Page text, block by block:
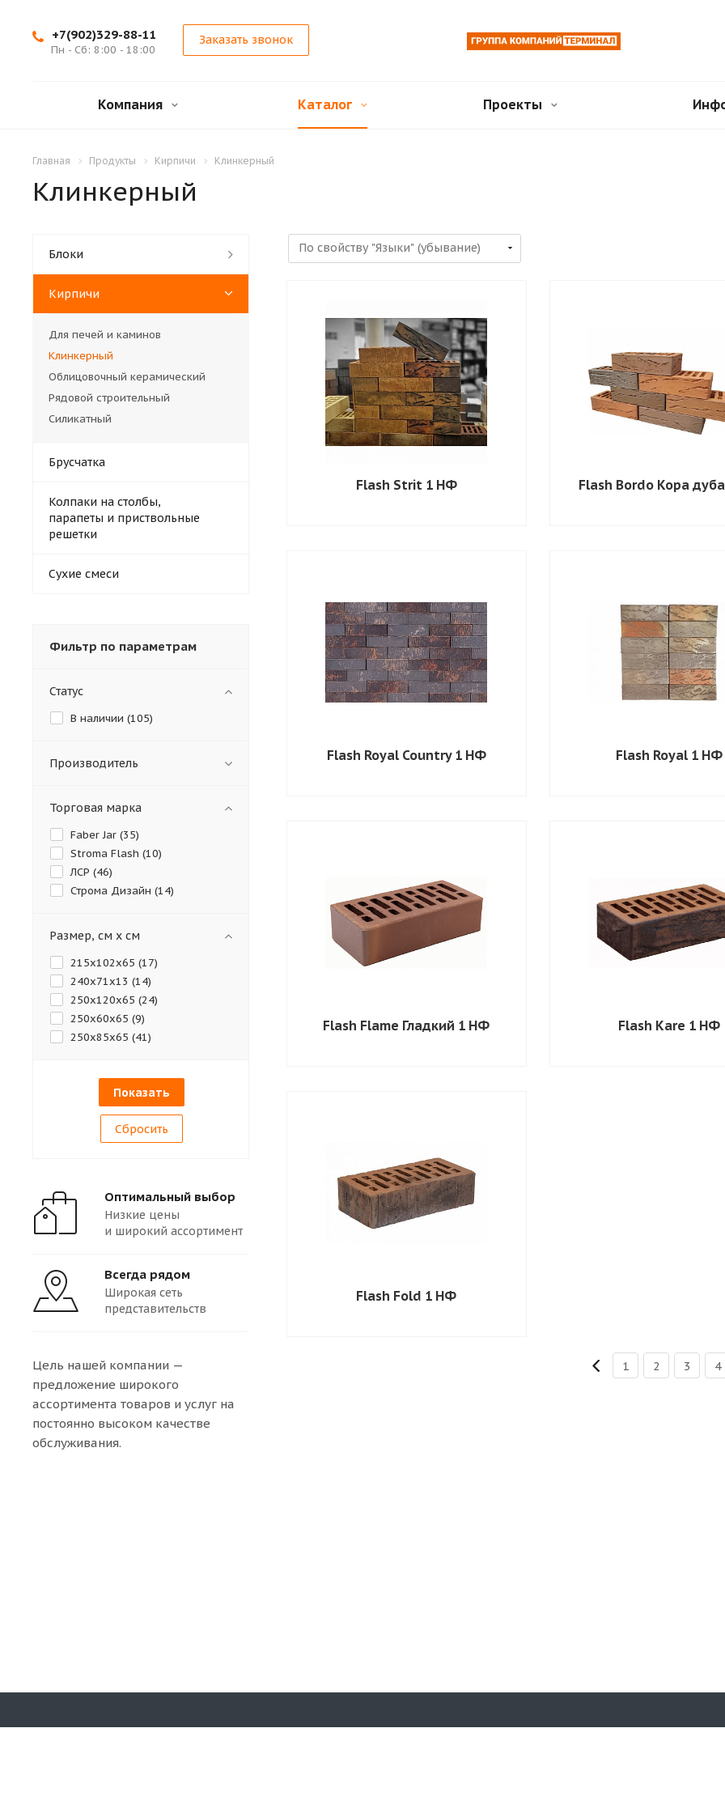
+7(902)329-88-11
Пн - Сб: 8:00 - 18:00
Заказать звонок
Компания Каталог Проекты
Главная Продукты Кирпичи Клинкерный
Клинкерный
Flash Strit 1 НФ Flash Bordo Кора
Flash Royal Country 1 НФ Flash Royal 1 НФ
Flash Flame Гладкий 1 НФ Flash Kare 1 НФ
Flash Fold 1 НФ
1 2 3 4
Блоки
Кирпичи
Для печей и каминов
Клинкерный
Облицовочный керамический
Рядовой строительный
Силикатный
Брусчатка
Колпаки на столбы,
парапеты и приствольные
решетки
Сухие смеси
Фильтр по параметрам
Статус
В наличии (105)
Производитель
Торговая марка
Faber Jar (35)
Stroma Flash (10)
ЛСР (46)
Строма Дизайн (14)
Размер, см х см
215х102х65 (17)
240х71х13 (14)
250x120x65 (24)
250х60х65 (9)
250х85х65 (41)
Сбросить
Оптимальный выбор
Низкие цены
и широкий ассортимент
Всегда рядом
Широкая сеть
представительств
Цель нашей компании —
предложение широкого
ассортимента товаров и услуг на
постоянно высоком качестве
обслуживания.